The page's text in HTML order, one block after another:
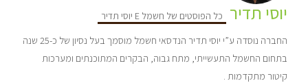
יוסי תדיר כל הפוסטים של חשמל E יוסי תדיר
החברה נוסדה ע”י יוסי תדיר הנדסאי חשמל מוסמך בעל נסיון של כ-25 שנה
בתחום החשמל התעשייתי, מתח גבוה, הבקרים המתוכנתים ומערכות
קיטור מתקדמות .